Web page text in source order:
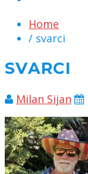
Home
/ svarci
SVARCI
Milan Sijan